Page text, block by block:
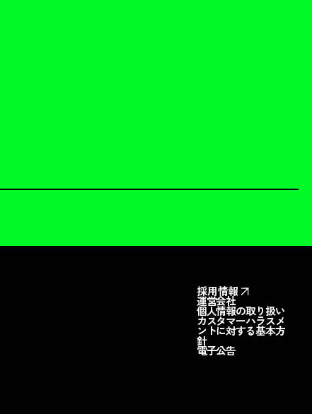
採用情報
運営会社
個人情報の取り扱い
カスタマーハラスメ
ントに対する基本方
針
電子公告